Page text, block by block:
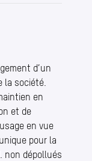
d’un
la société.
en
et de
en vue
pour la
non dépollués